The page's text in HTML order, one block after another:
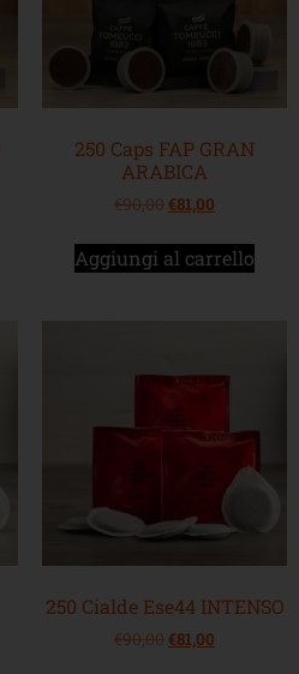
250 Caps FAP GRAN
ARABICA
€90,00 €81,00
Aggiungi al carrello
250 Cialde Ese44 INTENSO
€90,00 €81,00